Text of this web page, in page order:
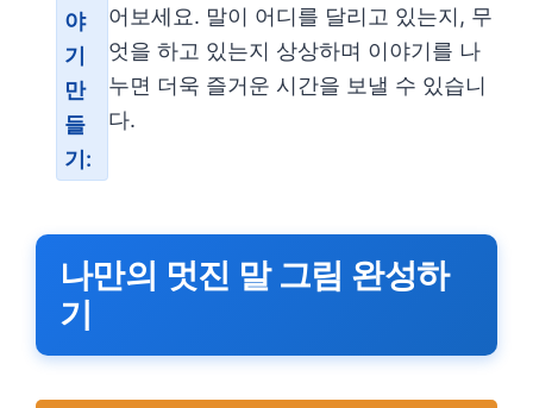
야
기
만
들
기:
어보세요. 말이 어디를 달리고 있는지, 무
엇을 하고 있는지 상상하며 이야기를 나
누면 더욱 즐거운 시간을 보낼 수 있습니
다.
나만의 멋진 말 그림 완성하
기